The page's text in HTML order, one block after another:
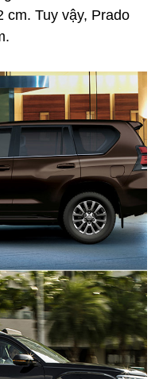
Tuy vậy, Prado